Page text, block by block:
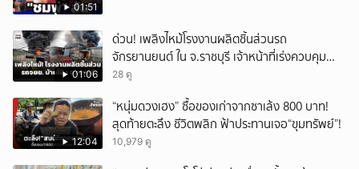
01:51
01:06
ด่วน! เพลิงไหม้โรงงานผลิตชิ้นส่วนรถ
จักรยานยนต์ ใน จ.ราชบุรี เจ้าหน้าที่เร่งควบคุม
เพลิง
28 ดู
12:04
“หนุ่มดวงเฮง” ซื้อของเก่าจากซาเล้ง 800 บาท!
สุดท้ายตะลึง ชีวิตพลิก ฟ้าประทานเจอ“ขุมทรัพย์”!
10,979 ดู